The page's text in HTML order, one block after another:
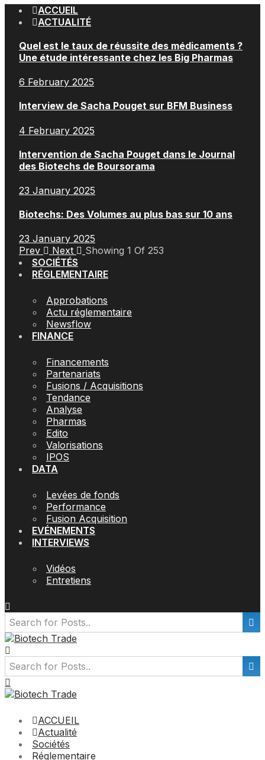
ACCUEIL
ACTUALITÉ
Quel est le taux de réussite des médicaments ?
Une étude intéressante chez les Big Pharmas
6 February 2025
Interview de Sacha Pouget sur BFM Business
4 February 2025
Intervention de Sacha Pouget dans le Journal
des Biotechs de Boursorama
23 January 2025
Biotechs: Des Volumes au plus bas sur 10 ans
23 January 2025
Prev
Next Showing 1 Of 253
SOCIÉTÉS
RÉGLEMENTAIRE
Approbations
Actu réglementaire
Newsflow
FINANCE
Financements
Partenariats
Fusions / Acquisitions
Tendance
Analyse
Pharmas
Edito
Valorisations
IPOS
DATA
Levées de fonds
Performance
Fusion Acquisition
EVÉNEMENTS
INTERVIEWS
Vidéos
Entretiens
ACCUEIL
Actualité
Sociétés
Réglementaire